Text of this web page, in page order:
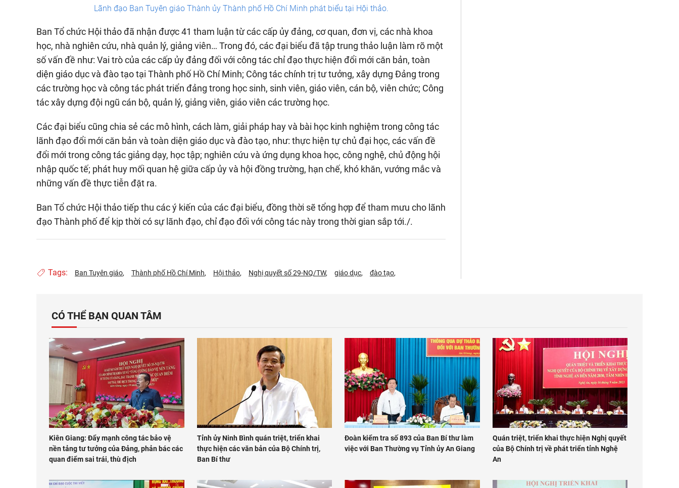
Lãnh đạo Ban Tuyên giáo Thành ủy Thành phố Hồ Chí Minh phát biểu tại Hội thảo.
Ban Tổ chức Hội thảo đã nhận được 41 tham luận từ các cấp ủy đảng, cơ quan, đơn vị, các nhà khoa
học, nhà nghiên cứu, nhà quản lý, giảng viên… Trong đó, các đại biểu đã tập trung thảo luận làm rõ một
số vấn đề như: Vai trò của các cấp ủy đảng đối với công tác chỉ đạo thực hiện đổi mới căn bản, toàn
diện giáo dục và đào tạo tại Thành phố Hồ Chí Minh; Công tác chính trị tư tưởng, xây dựng Đảng trong
các trường học và công tác phát triển đảng trong học sinh, sinh viên, giáo viên, cán bộ, viên chức; Công
tác xây dựng đội ngũ cán bộ, quản lý, giảng viên, giáo viên các trường học.
Các đại biểu cũng chia sẻ các mô hình, cách làm, giải pháp hay và bài học kinh nghiệm trong công tác
lãnh đạo đổi mới căn bản và toàn diện giáo dục và đào tạo, như: thực hiện tự chủ đại học, các vấn đề
đổi mới trong công tác giảng dạy, học tập; nghiên cứu và ứng dụng khoa học, công nghệ, chủ động hội
nhập quốc tế; phát huy mối quan hệ giữa cấp ủy và hội đồng trường, hạn chế, khó khăn, vướng mắc và
những vấn đề thực tiễn đặt ra.
Ban Tổ chức Hội thảo tiếp thu các ý kiến của các đại biểu, đồng thời sẽ tổng hợp để tham mưu cho lãnh
đạo Thành phố để kịp thời có sự lãnh đạo, chỉ đạo đối với công tác này trong thời gian sắp tới./.
Tags: Ban Tuyên giáo Thành phố Hồ Chí Minh Hội thảo Nghị quyết số 29-NQ/TW giáo dục đào tạo
CÓ THỂ BẠN QUAN TÂM
Kiên Giang: Đẩy mạnh công tác bảo vệ
nền tảng tư tưởng của Đảng, phản bác các
quan điểm sai trái, thù địch
Tỉnh ủy Ninh Bình quán triệt, triển khai
thực hiện các văn bản của Bộ Chính trị,
Ban Bí thư
Đoàn kiểm tra số 893 của Ban Bí thư làm
việc với Ban Thường vụ Tỉnh ủy An Giang
Quán triệt, triển khai thực hiện Nghị quyết
của Bộ Chính trị về phát triển tỉnh Nghệ
An